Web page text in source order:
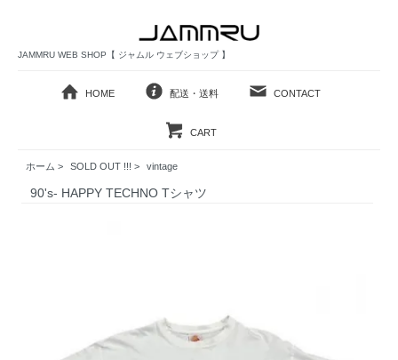
JAMMRU WEB SHOP【 ジャムル ウェブショップ 】
HOME 配送・送料 CONTACT
CART
ホーム > SOLD OUT !!! > vintage
90's- HAPPY TECHNO Tシャツ